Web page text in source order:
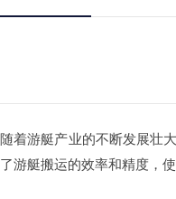
随着游艇产业的不断发展壮
了游艇搬运的效率和精度，